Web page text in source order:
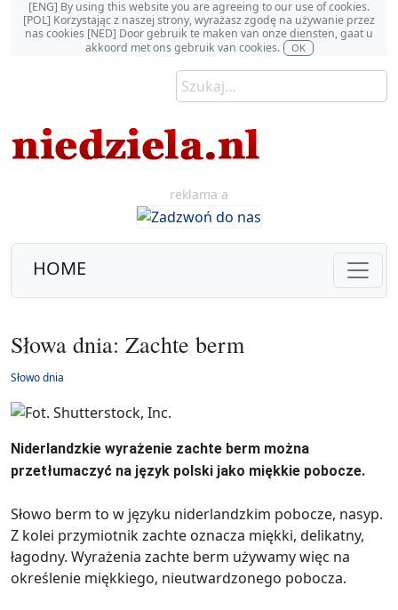
[ENG] By using this website you are agreeing to our use of cookies.
[POL] Korzystając z naszej strony, wyrażasz zgodę na używanie przez
nas cookies [NED] Door gebruik te maken van onze diensten, gaat u
akkoord met ons gebruik van cookies.
OK
reklama a
HOME
Słowa dnia: Zachte berm
Słowo dnia
Niderlandzkie wyrażenie zachte berm można
przetłumaczyć na język polski jako miękkie pobocze.
Słowo berm to w języku niderlandzkim pobocze, nasyp.
Z kolei przymiotnik zachte oznacza miękki, delikatny,
łagodny. Wyrażenia zachte berm używamy więc na
określenie miękkiego, nieutwardzonego pobocza.